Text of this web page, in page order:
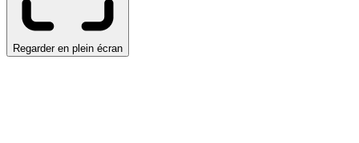
Regarder en plein écran